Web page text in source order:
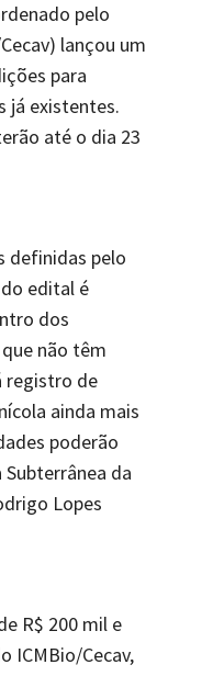
pelo
lançou um
para
já existentes.
até o dia 23
definidas pelo
edital é
dos
não têm
registro de
ainda mais
poderão
da
Lopes
R$ 200 mil e
ICMBio/Cecav,